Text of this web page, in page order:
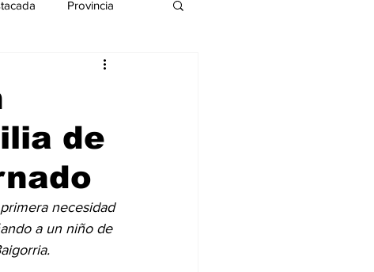
Provincia
Santa Fe
Liga Sanlorencina
de
necesidad
a un niño de